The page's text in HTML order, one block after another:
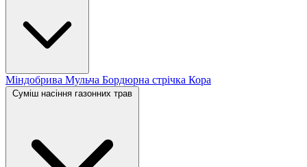
Міндобрива Мульча Бордюрна стрічка Кора
Суміш насіння газонних трав